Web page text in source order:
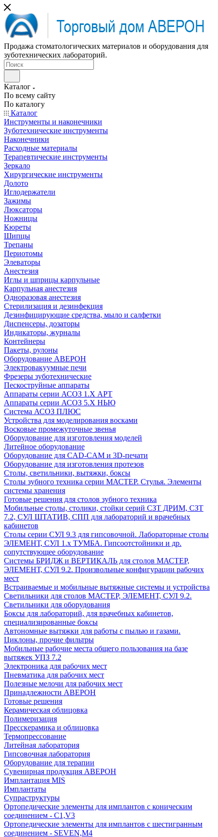
Продажа стоматологических материалов и оборудования для
зуботехнических лабораторий.
Каталог
По всему сайту
По каталогу
Каталог
Инструменты и наконечники
Зуботехнические инструменты
Наконечники
Расходные материалы
Терапевтические инструменты
Зеркало
Хирургические инструменты
Долото
Иглодержатели
Зажимы
Люксаторы
Ножницы
Кюреты
Шипцы
Трепаны
Периотомы
Элеваторы
Анестезия
Иглы и шприцы карпульные
Карпульная анестезия
Одноразовая анестезия
Стерилизация и дезинфекция
Дезинфицирующие средства, мыло и салфетки
Диспенсеры, дозаторы
Индикаторы, журналы
Контейнеры
Пакеты, рулоны
Оборудование АВЕРОН
Электровакуумные печи
Фрезеры зуботехнические
Пескоструйные аппараты
Аппараты серии АСОЗ 1.Х АРТ
Аппараты серии АСОЗ 5.Х НЬЮ
Система АСОЗ ПЛЮС
Устройства для моделирования восками
Восковые промежуточные звенья
Оборудование для изготовления моделей
Литейное оборудование
Оборудование для CAD-CAM и 3D-печати
Оборудование для изготовления протезов
Cтолы, светильники, вытяжки, боксы
Столы зубного техника серии МАСТЕР. Стулья. Элементы
системы хранения
Готовые решения для столов зубного техника
Мобильные столы, столики, стойки серий СЗТ ДРИМ, СЗТ
7.2, СУЛ ШТАТИВ, СПП для лабораторий и врачебных
кабинетов
Столы серии СУЛ 9.3 для гипсовочной. Лабораторные столы
ЭЛЕМЕНТ, СУЛ 1.х ТУМБА. Гипсоотстойники и др.
сопутствующее оборудование
Системы БРИДЖ и ВЕРТИКАЛЬ для столов МАСТЕР,
ЭЛЕМЕНТ, СУЛ 9.2. Произвольные конфигурации рабочих
мест
Встраиваемые и мобильные вытяжные системы и устройства
Светильники для столов МАСТЕР, ЭЛЕМЕНТ, СУЛ 9.2.
Светильники для оборудования
Боксы для лабораторий, для врачебных кабинетов,
специализированные боксы
Автономные вытяжки для работы с пылью и газами.
Циклоны, прочие фильтры
Мобильные рабочие места общего пользования на базе
вытяжек УПЗ 7.2
Электроника для рабочих мест
Пневматика для рабочих мест
Полезные мелочи для рабочих мест
Принадлежности АВЕРОН
Готовые решения
Керамическая облицовка
Полимеризация
Пресскерамика и облицовка
Термопрессование
Литейная лаборатория
Гипсовочная лаборатория
Оборудование для терапии
Сувенирная продукция АВЕРОН
Имплантация MIS
Имплантаты
Супраструктуры
Ортопедические элементы для имплантов с коническим
соединением - C1,V3
Ортопедические элементы для имплантов с шестигранным
соединением - SEVEN,M4